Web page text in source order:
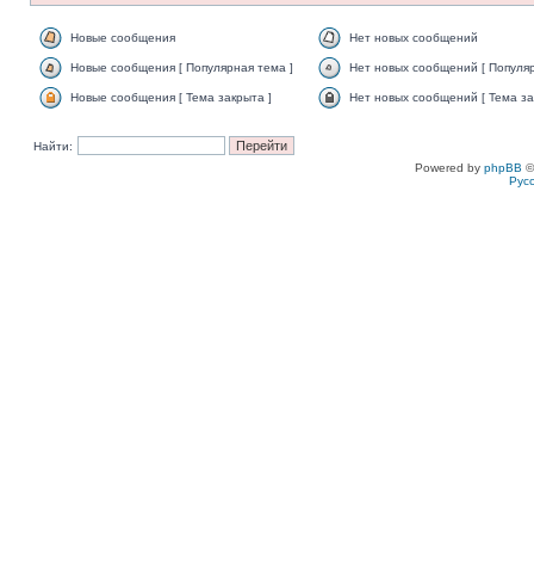
Новые сообщения Нет новых сообщений
Новые сообщения [ Популярная тема ] Нет новых сообщений [
Новые сообщения [ Тема закрыта ] Нет новых сообщений [ Тема
Найти:
Powered by phpBB